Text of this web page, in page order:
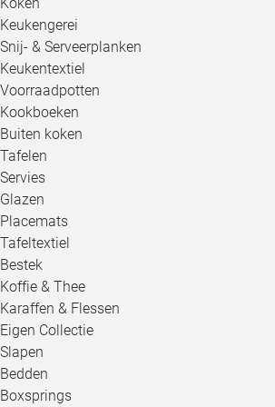
Keukengerei
Snij- & Serveerplanken
Keukentextiel
Voorraadpotten
Kookboeken
Buiten koken
Tafelen
Servies
Glazen
Placemats
Tafeltextiel
Bestek
Koffie & Thee
Karaffen & Flessen
Eigen Collectie
Slapen
Bedden
Boxsprings